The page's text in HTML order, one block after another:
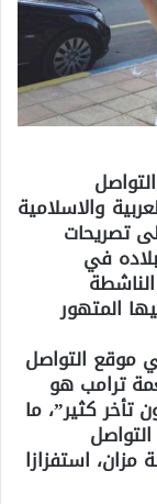
والاسلامية
تصريحات
في
المتهور
موقع التواصل
ترامب هو
تأخر كثير”، ما
استفزازا